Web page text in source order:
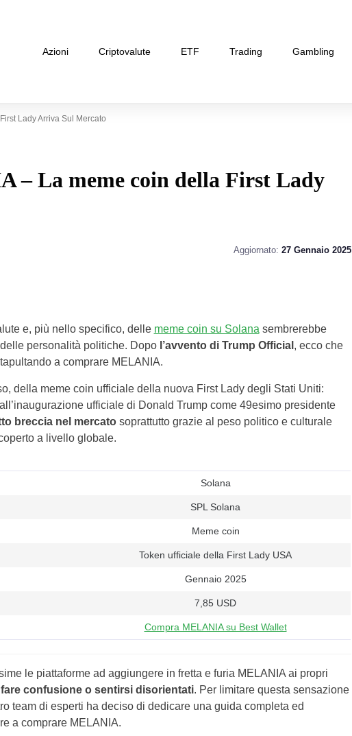
Azioni Criptovalute ETF Trading Gambling
Lady Arriva Sul Mercato
– La meme coin della First Lady
Aggiornato: 27 Gennaio 2025
e, più nello specifico, delle meme coin su Solana sembrerebbe
personalità politiche. Dopo l’avvento di Trump Official , ecco che
a comprare MELANIA.
della meme coin ufficiale della nuova First Lady degli Stati Uniti:
ufficiale di Donald Trump come 49esimo presidente
breccia nel mercatosoprattutto grazie al peso politico e culturale
a livello globale.
Solana
SPL Solana
Meme coin
Token ufficiale della First Lady USA
Gennaio 2025
7,85 USD
Compra MELANIA su Best Wallet
le piattaforme ad aggiungere in fretta e furia MELANIA ai propri
fare confusione o sentirsi disorientati. Per limitare questa sensazione
team di esperti ha deciso di dedicare una guida completa ed
a comprare MELANIA.